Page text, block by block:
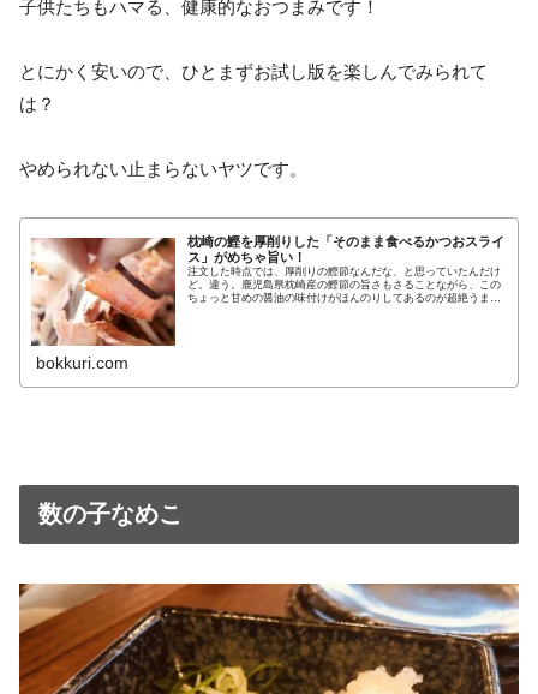
子供たちもハマる、健康的なおつまみです！
とにかく安いので、ひとまずお試し版を楽しんでみられて
は？
やめられない止まらないヤツです。
枕崎の鰹を厚削りした「そのまま食べるかつおスライ
ス」がめちゃ旨い！
注文した時点では、厚削りの鰹節なんだな、と思っていたんだけ
ど。違う。鹿児島県枕崎産の鰹節の旨さもさることながら、この
ちょっと甘めの醤油の味付けがほんのりしてあるのが超絶うまい
bokkuri.com
数の子なめこ